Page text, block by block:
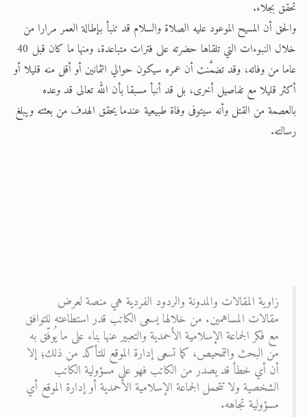
تحقق بجلاء.
والحق أن المسيح الموعود عليه الصلاة والسلام قد تنبأ بإطالة العمر مرارا من
خلال النبوءات التي تلقاها حضرته على فترات متباعدة، ومنها ما كان قبل 40
عاما من وفاته، وقد تضمَّنت أن عمره سيكون حوالي الثمانين أو أقل منه قليلا أو
أكثر قليلا مع تفاصيل أخرى، بل قد أنبأ مسبقا بأن الله تعالى قد وعده
بالعصمة من القتل وأنه سيتوفى وفاة طبيعية عندما يحقق الهدف من بعثته ويبلغ
رسالته.
زاوية المقالات والمدونة والردود الفردية هي منصة لعرض
مقالات المساهمين. من خلالها يسعى الكاتب قدر استطاعته للتوافق
مع فكر الجماعة الإسلامية الأحمدية والتعبير عنها بناء على ما يُوفّق به
من البحث والتمحيص، كما تسعى إدارة الموقع للتأكد من ذلك؛ إلا
أن أي خطأ قد يصدر من الكاتب فهو على مسؤولية الكاتب
الشخصية ولا تتحمل الجماعة الإسلامية الأحمدية أو إدارة الموقع أي
مسؤولية تجاهه.